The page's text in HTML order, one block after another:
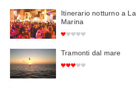
Itinerario notturno a La
Marina
Tramonti dal mare